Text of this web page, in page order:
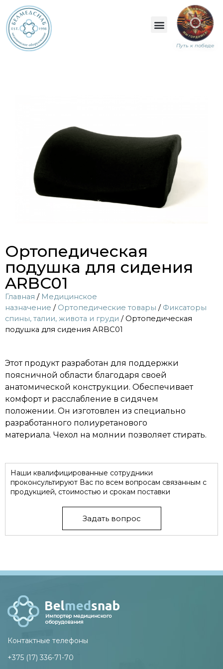
Путь к победе
Ортопедическая
подушка для сидения
ARBC01
Главная / Медицинское
назначение / Ортопедические товары / Фиксаторы
спины, талии, живота и груди / Ортопедическая
подушка для сидения ARBC01
Этот продукт разработан для поддержки
поясничной области благодаря своей
анатомической конструкции. Обеспечивает
комфорт и расслабление в сидячем
положении. Он изготовлен из специально
разработанного полиуретанового
материала. Чехол на молнии позволяет стирать.
Наши квалифицированные сотрудники
проконсультируют Вас по всем вопросам связанным с
продукцией, стоимостью и срокам поставки
Задать вопрос
Контактные телефоны
+375 (17) 336-71-70